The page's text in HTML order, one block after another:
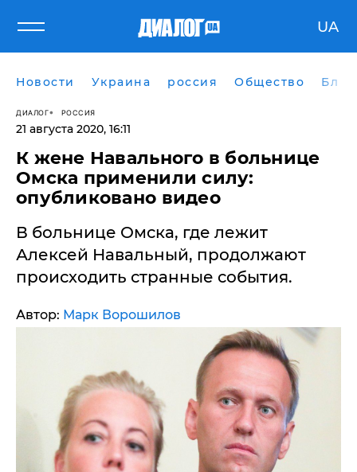
UA
Новости Украина россия Общество
ДИАЛОГ РОССИЯ
21 августа 2020, 16:11
К жене Навального в больнице
Омска применили силу:
опубликовано видео
​В больнице Омска, где лежит
Алексей Навальный, продолжают
происходить странные события.
Автор: Марк Ворошилов